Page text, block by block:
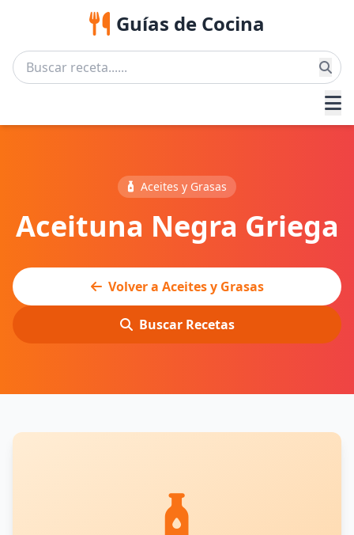
Guías de Cocina
Aceites y Grasas
Aceituna Negra Griega
Volver a Aceites y Grasas
Buscar Recetas